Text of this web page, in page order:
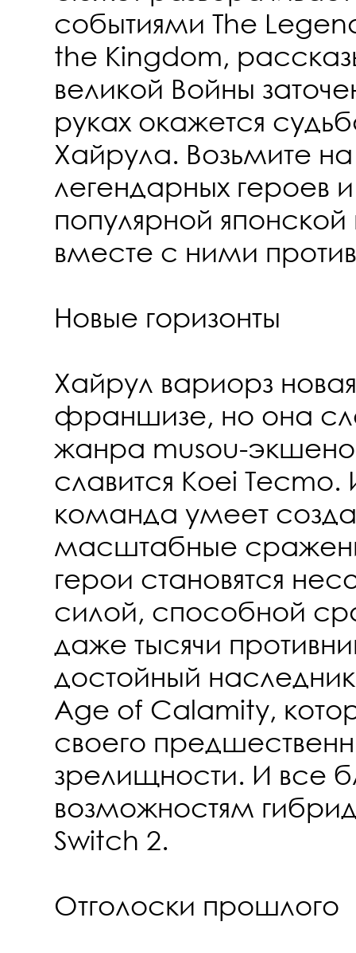
событиями The
the Kingdom,
великой Войны
руках окажется
Хайрула. Возьмите
легендарных героев
популярной
вместе с ними
Новые горизонты
Хайрул вариорз
франшизе, но она
жанра musou-
славится Koei
команда умеет
масштабные
герои становятся
силой, способной
даже тысячи
достойный
Age of Calamity,
своего
зрелищности. И все
возможностям
Switch 2.
Отголоски прошлого